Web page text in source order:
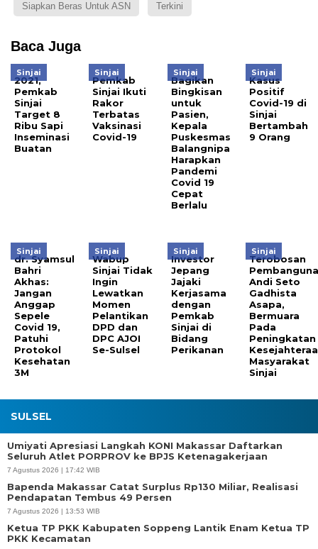
Siapkan Beras Untuk ASN Terkini
Baca Juga
Sinjai
2021,
Pemkab
Sinjai
Target 8
Ribu Sapi
Inseminasi
Buatan
Sinjai
Pemkab
Sinjai Ikuti
Rakor
Terbatas
Vaksinasi
Covid-19
Sinjai
Bagikan
Bingkisan
untuk
Pasien,
Kepala
Puskesmas
Balangnipa
Harapkan
Pandemi
Covid 19
Cepat
Berlalu
Sinjai
Kasus
Positif
Covid-19 di
Sinjai
Bertambah
9 Orang
Sinjai
dr. Syamsul
Bahri
Akhas:
Jangan
Anggap
Sepele
Covid 19,
Patuhi
Protokol
Kesehatan
3M
Sinjai
Wabup
Sinjai Tidak
Ingin
Lewatkan
Momen
Pelantikan
DPD dan
DPC AJOI
Se-Sulsel
Sinjai
Investor
Jepang
Jajaki
Kerjasama
dengan
Pemkab
Sinjai di
Bidang
Perikanan
Sinjai
Terobosan
Andi Seto
Gadhista
Asapa,
Bermuara
Pada
Peningkatan
Masyarakat
Sinjai
SULSEL
Umiyati Apresiasi Langkah KONI Makassar Daftarkan
Seluruh Atlet PORPROV ke BPJS Ketenagakerjaan
7 Agustus 2026 | 17:42 WIB
Bapenda Makassar Catat Surplus Rp130 Miliar, Realisasi
Pendapatan Tembus 49 Persen
7 Agustus 2026 | 13:53 WIB
Ketua TP PKK Kabupaten Soppeng Lantik Enam Ketua TP
PKK Kecamatan